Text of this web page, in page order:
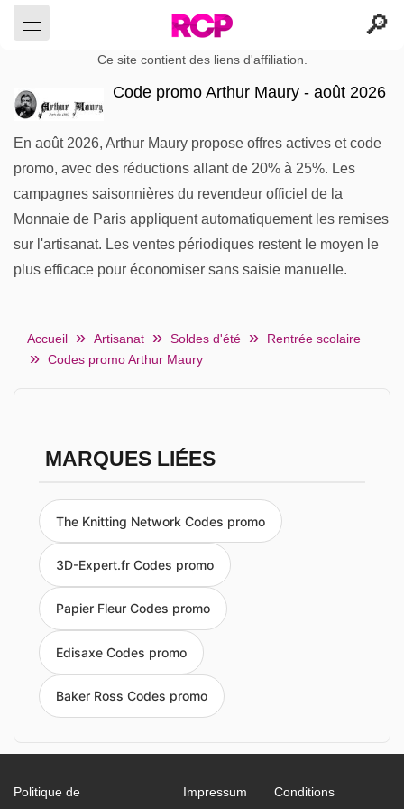
Ce site contient des liens d'affiliation.
Code promo Arthur Maury - août 2026
En août 2026, Arthur Maury propose offres actives et code
promo, avec des réductions allant de 20% à 25%. Les
campagnes saisonnières du revendeur officiel de la
Monnaie de Paris appliquent automatiquement les remises
sur l'artisanat. Les ventes périodiques restent le moyen le
plus efficace pour économiser sans saisie manuelle.
Accueil Artisanat Soldes d'été
Rentrée scolaire
Codes promo Arthur Maury
MARQUES LIÉES
The Knitting Network Codes promo
3D-Expert.fr Codes promo
Papier Fleur Codes promo
Edisaxe Codes promo
Baker Ross Codes promo
Politique de
Impressum
Conditions